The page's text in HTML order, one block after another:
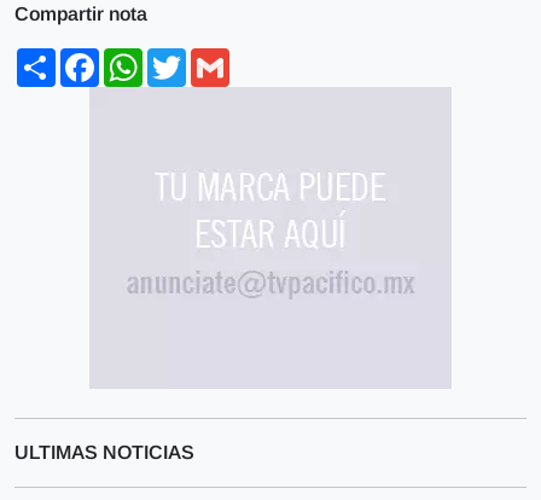
Compartir nota
ShareFacebookWhatsApp
Twitter
ULTIMAS NOTICIAS